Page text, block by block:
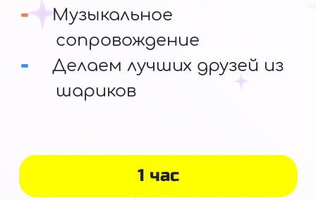
1 час
Музыкальное
сопровождение
Делаем лучших друзей из
шариков